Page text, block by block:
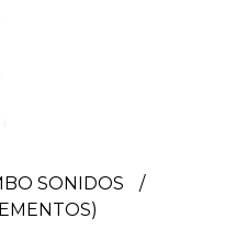
SONIDOS